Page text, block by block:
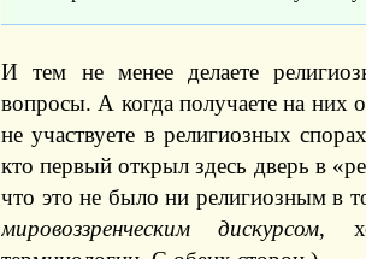
И тем не менее делаете
вопросы. А когда получаете на них
не участвуете в религиозных
кто первый открыл здесь дверь в
что это не было ни религиозным в
мировоззренческим дискурсом,